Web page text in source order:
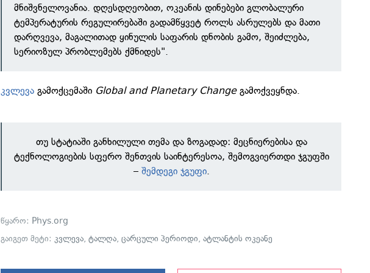
მნიშვნელოვანია. დღესდღეობით, ოკეანის დინებები გლობალური
ტემპერატურის რეგულირებაში გადამწყვეტ როლს ასრულებს და მათი
დარღვევა, მაგალითად ყინულის საფარის დნობის გამო, შეიძლება,
სერიოზულ პრობლემებს ქმნიდეს".
კვლევა გამოქცემაში Global and Planetary Changeგამოქვეყნდა.
თუ სტატიაში განხილული თემა და ზოგადად: მეცნიერებისა და
ტექნოლოგიების სფერო შენთვის საინტერესოა, შემოგვიერთდი ჯგუფში
–შემდეგი ჯგუფი.
წყარო: Phys.org
გაიგეთ მეტი:კვლევა,ტალღა,ცარცული პერიოდი,ატლანტის ოკეანე